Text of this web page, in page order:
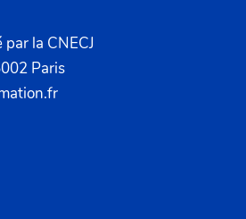
la CNECJ
Paris